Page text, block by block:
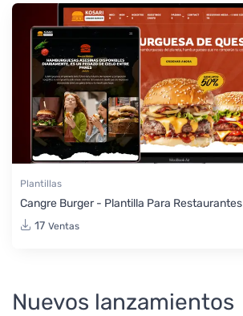
Plantillas
Cangre Burger - Plantilla Para Restaurantes
17 Ventas
Nuevos lanzamientos